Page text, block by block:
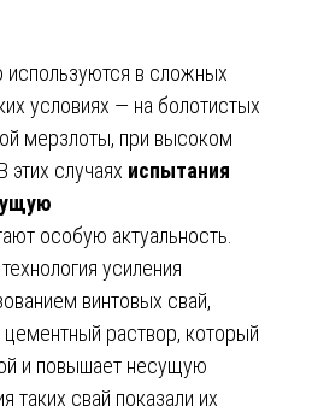
используются в сложных
условиях — на болотистых
мерзлоты, при высоком
этих случаях испытания
особую актуальность.
усиления
винтовых свай,
раствор, который
и повышает несущую
таких свай показали их